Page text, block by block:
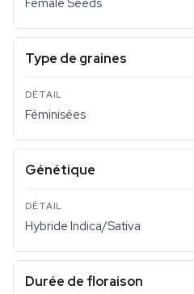
Female Seeds
Type de graines
Féminisées
Génétique
Hybride Indica/Sativa
Durée de floraison